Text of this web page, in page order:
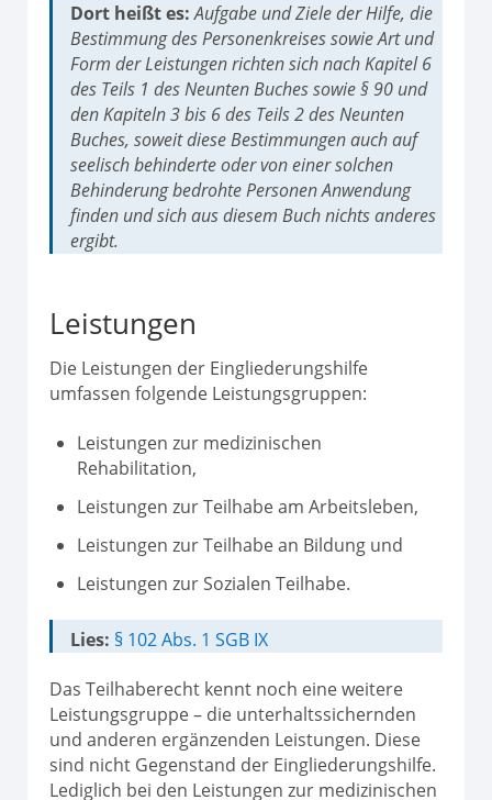
Dort heißt es: Aufgabe und Ziele der Hilfe, die
Bestimmung des Personenkreises sowie Art und
Form der Leistungen richten sich nach Kapitel 6
des Teils 1 des Neunten Buches sowie § 90 und
den Kapiteln 3 bis 6 des Teils 2 des Neunten
Buches, soweit diese Bestimmungen auch auf
seelisch behinderte oder von einer solchen
Behinderung bedrohte Personen Anwendung
finden und sich aus diesem Buch nichts anderes
ergibt.
Leistungen
Die Leistungen der Eingliederungshilfe
umfassen folgende Leistungsgruppen:
Leistungen zur medizinischen
Rehabilitation,
Leistungen zur Teilhabe am Arbeitsleben,
Leistungen zur Teilhabe an Bildung und
Leistungen zur Sozialen Teilhabe.
Lies: § 102 Abs. 1 SGB IX
Das Teilhaberecht kennt noch eine weitere
Leistungsgruppe – die unterhaltssichernden
und anderen ergänzenden Leistungen. Diese
sind nicht Gegenstand der Eingliederungshilfe.
Lediglich bei den Leistungen zur medizinischen